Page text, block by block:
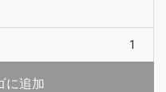
に追加